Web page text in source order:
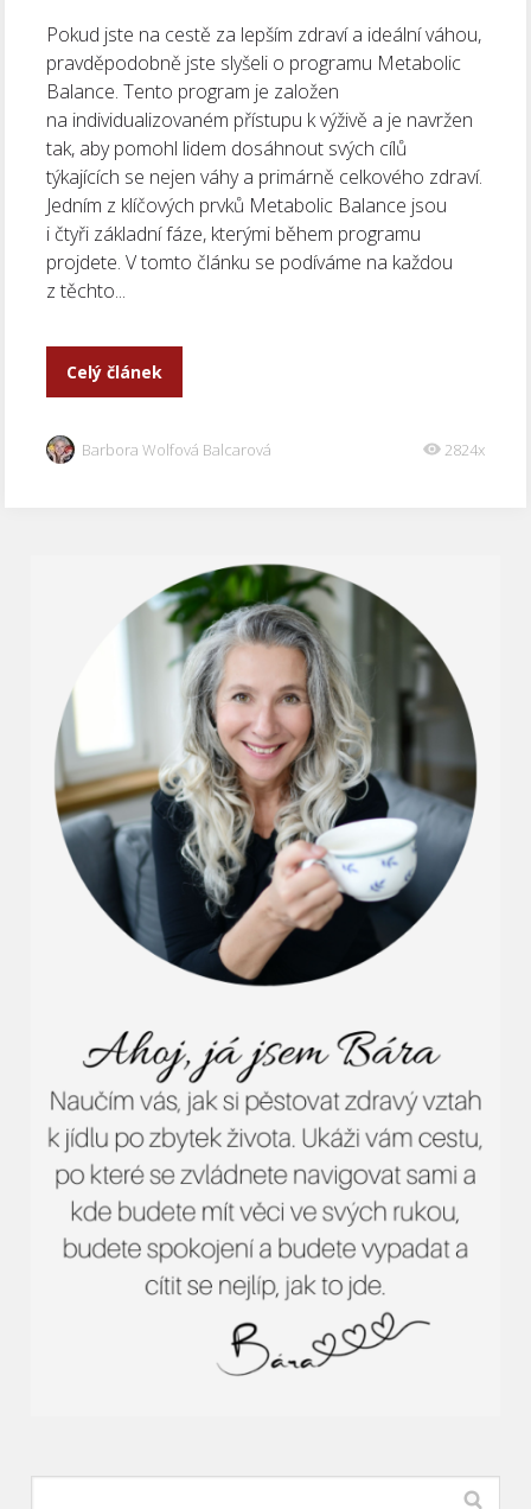
Pokud jste na cestě za lepším zdraví a ideální váhou,
pravděpodobně jste slyšeli o programu Metabolic
Balance. Tento program je založen
na individualizovaném přístupu k výživě a je navržen
tak, aby pomohl lidem dosáhnout svých cílů
týkajících se nejen váhy a primárně celkového zdraví.
Jedním z klíčových prvků Metabolic Balance jsou
i čtyři základní fáze, kterými během programu
projdete. V tomto článku se podíváme na každou
z těchto...
Celý článek
Barbora Wolfová Balcarová 2824x